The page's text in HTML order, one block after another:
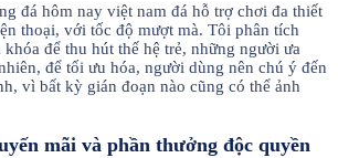
đá hôm nay việt nam đá hỗ trợ chơi đa thiết
thoại, với tốc độ mượt mà. Tôi phân tích
để thu hút thế hệ trẻ, những người ưa
để tối ưu hóa, người dùng nên chú ý đến
vì bất kỳ gián đoạn nào cũng có thể ảnh
mãi và phần thưởng độc quyền